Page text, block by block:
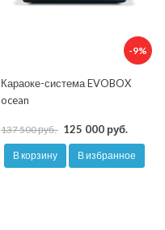
-9%
Караоке-система EVOBOX
ocean
137 500 руб. 125 000 руб.
В корзину В избранное